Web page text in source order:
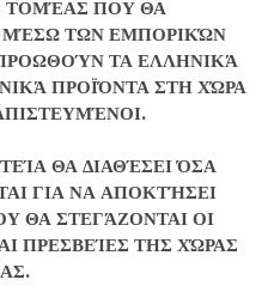
ΤΟΜΈΑΣ ΠΟΥ ΘΑ
ΜΈΣΩ ΤΩΝ ΕΜΠΟΡΙΚΏΝ
ΤΑ ΕΛΛΗΝΙΚΆ
ΠΡΟΪΌΝΤΑ ΣΤΗ ΧΏΡΑ
ΘΑ ΔΙΑΘΈΣΕΙ ΌΣΑ
ΓΙΑ ΝΑ ΑΠΟΚΤΉΣΕΙ
ΘΑ ΣΤΕΓΆΖΟΝΤΑΙ ΟΙ
ΠΡΕΣΒΕΊΕΣ ΤΗΣ ΧΏΡΑΣ